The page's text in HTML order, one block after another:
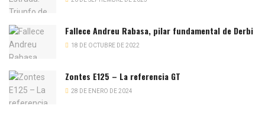
Fallece Andreu Rabasa, pilar fundamental de Derbi
18 DE OCTUBRE DE 2022
Zontes E125 – La referencia GT
28 DE ENERO DE 2024